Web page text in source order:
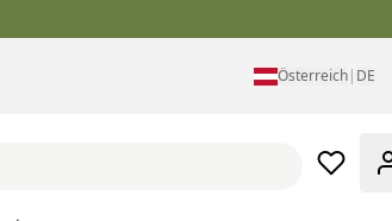
Österreich| DE